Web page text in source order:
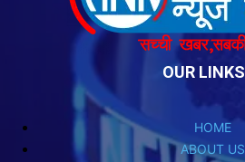
OUR LINKS
HOME
ABOUT US